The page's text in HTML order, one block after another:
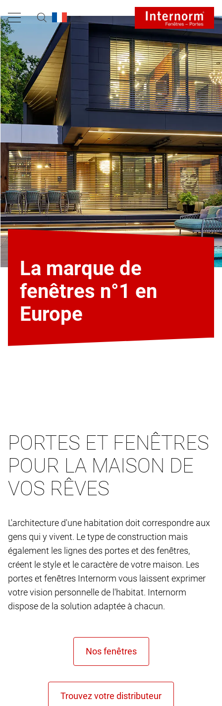
La marque de
fenêtres n°1 en
Europe
PORTES ET FENÊTRES
POUR LA MAISON DE
VOS RÊVES
L'architecture d'une habitation doit correspondre aux
gens qui y vivent. Le type de construction mais
également les lignes des portes et des fenêtres,
créent le style et le caractère de votre maison. Les
portes et fenêtres Internorm vous laissent exprimer
votre vision personnelle de l'habitat. Internorm
dispose de la solution adaptée à chacun.